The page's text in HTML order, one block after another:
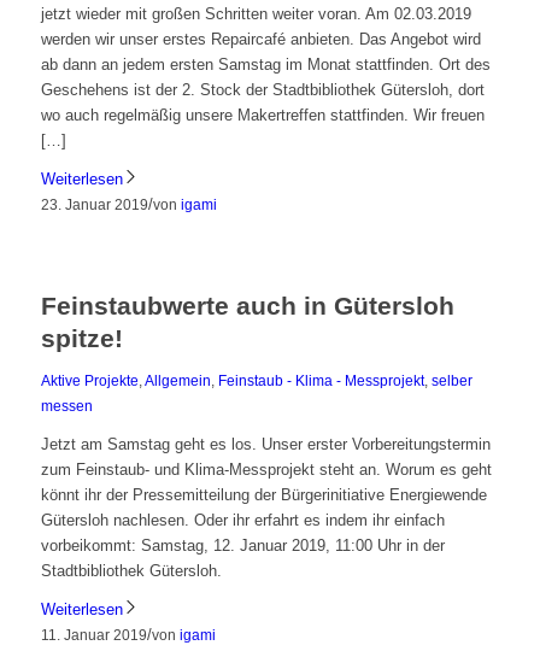
jetzt wieder mit großen Schritten weiter voran. Am 02.03.2019
werden wir unser erstes Repaircafé anbieten. Das Angebot wird
ab dann an jedem ersten Samstag im Monat stattfinden. Ort des
Geschehens ist der 2. Stock der Stadtbibliothek Gütersloh, dort
wo auch regelmäßig unsere Makertreffen stattfinden. Wir freuen
[…]
Weiterlesen
23. Januar 2019/von igami
Feinstaubwerte auch in Gütersloh
spitze!
Aktive Projekte Allgemein Feinstaub - Klima - Messprojekt, selber
messen
Jetzt am Samstag geht es los. Unser erster Vorbereitungstermin
zum Feinstaub- und Klima-Messprojekt steht an. Worum es geht
könnt ihr der Pressemitteilung der Bürgerinitiative Energiewende
Gütersloh nachlesen. Oder ihr erfahrt es indem ihr einfach
vorbeikommt: Samstag, 12. Januar 2019, 11:00 Uhr in der
Stadtbibliothek Gütersloh.
Weiterlesen
11. Januar 2019/von igami